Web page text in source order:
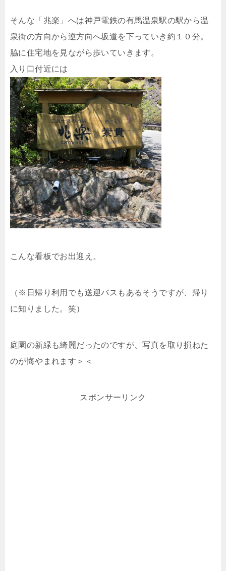
そんな「兆楽」へは神戸電鉄の有馬温泉駅の駅から温
泉街の方向から逆方向へ坂道を下っていき約１０分。
脇に住宅地を見ながら歩いていきます。
入り口付近には
こんな看板でお出迎え。
（※日帰り利用でも送迎バスもあるそうですが、帰り
に知りました。笑）
庭園の新緑も綺麗だったのですが、写真を取り損ねた
のが悔やまれます＞＜
スポンサーリンク